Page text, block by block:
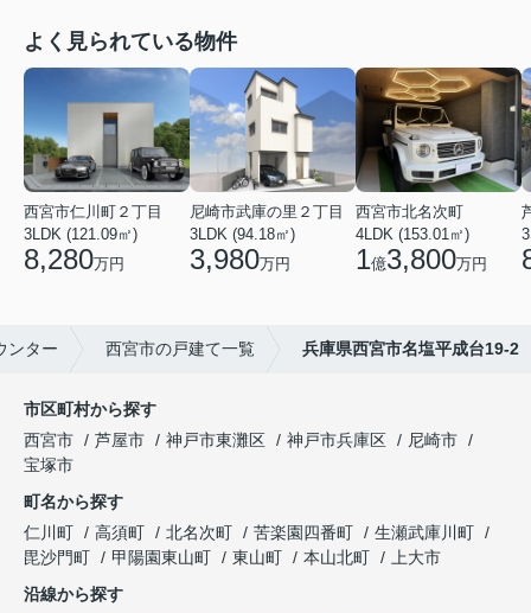
よく見られている物件
西宮市仁川町２丁目
3LDK (121.09㎡)
8,280万円
尼崎市武庫の里２丁目
3LDK (94.18㎡)
3,980万円
西宮市北名次町
4LDK (153.01㎡)
1億3,800万円
ンター 西宮市の戸建て一覧 兵庫県西宮市名塩平成台19-2
市区町村から探す
西宮市
芦屋市 神戸市東灘区 神戸市兵庫区
尼崎市
宝塚市
町名から探す
仁川町
高須町 北名次町 苦楽園四番町
生瀬武庫川町
毘沙門町
甲陽園東山町 東山町 本山北町
上大市
沿線から探す